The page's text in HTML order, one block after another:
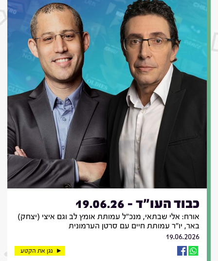
כבוד העו"ד - 19.06.26
אורח: אלי שבתאי, מנכ"ל עמותת אומץ לב וגם איצי (יצחק)
באר, יו"ר עמותת חיים עם סרטן הערמונית
19.06.2026
נגן את הקטע